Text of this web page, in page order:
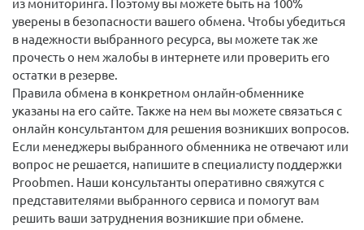
из мониторинга. Поэтому вы можете быть на 100%
уверены в безопасности вашего обмена. Чтобы убедиться
в надежности выбранного ресурса, вы можете так же
прочесть о нем жалобы в интернете или проверить его
остатки в резерве.
Правила обмена в конкретном онлайн-обменнике
указаны на его сайте. Также на нем вы можете связаться с
онлайн консультантом для решения возникших вопросов.
Если менеджеры выбранного обменника не отвечают или
вопрос не решается, напишите в специалисту поддержки
Proobmen. Наши консультанты оперативно свяжутся с
представителями выбранного сервиса и помогут вам
решить ваши затруднения возникшие при обмене.